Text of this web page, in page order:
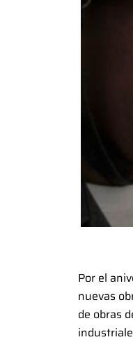
Por el
nuevas
de obras